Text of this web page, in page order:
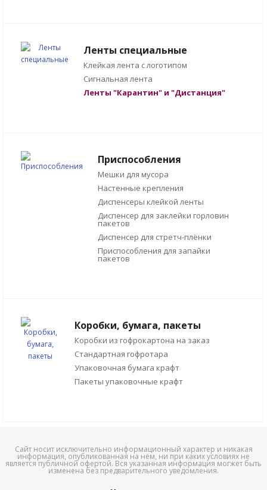
Ленты специальные
Клейкая лента с логотипом
Сигнальная лента
Ленты "Карантин" и "Дистанция"
Приспособления
Мешки для мусора
Настенные крепления
Диспенсеры клейкой ленты
Диспенсер для заклейки горловин
пакетов
Диспенсер для стретч-плёнки
Приспособления для запайки
пакетов
Коробки, бумага, пакеты
Коробки из гофрокартона на заказ
Стандартная гофротара
Упаковочная бумага крафт
Пакеты упаковочные крафт
Сайт носит исключительно информационный характер и никакая
информация, опубликованная на нём, ни при каких условиях не
является публичной офертой. Вся указанная информация могжет быть
изменена без предварительного уведомления.